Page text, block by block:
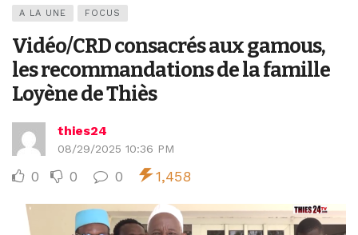
A LA UNE FOCUS
Vidéo/CRD consacrés aux gamous,
les recommandations de la famille
Loyène de Thiès
thies24
08/29/2025 10:36 PM
0 0 0 1,458